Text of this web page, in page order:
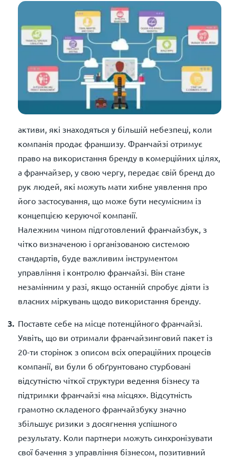
активи, які знаходяться у більшій небезпеці, коли
компанія продає франшизу. Франчайзі отримує
право на використання бренду в комерційних цілях,
а франчайзер, у свою чергу, передає свій бренд до
рук людей, які можуть мати хибне уявлення про
його застосування, що може бути несумісним із
концепцією керуючої компанії.
Належним чином підготовлений франчайзбук, з
чітко визначеною і організованою системою
стандартів, буде важливим інструментом
управління і контролю франчайзі. Він стане
незамінним у разі, якщо останній спробує діяти із
власних міркувань щодо використання бренду.
Поставте себе на місце потенційного франчайзі.
Уявіть, що ви отримали франчайзинговий пакет із
20-ти сторінок з описом всіх операційних процесів
компанії, ви були б обґрунтовано стурбовані
відсутністю чіткої структури ведення бізнесу та
підтримки франчайзі «на місцях». Відсутність
грамотно складеного франчайзбуку значно
збільшує ризики з досягнення успішного
результату. Коли партнери можуть синхронізувати
свої бачення з управління бізнесом, позитивний